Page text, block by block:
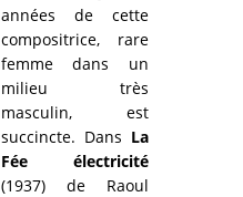
années de cette
compositrice, rare
femme dans un
milieu très
masculin, est
succincte. Dans La
Fée électricité
(1937) de Raoul